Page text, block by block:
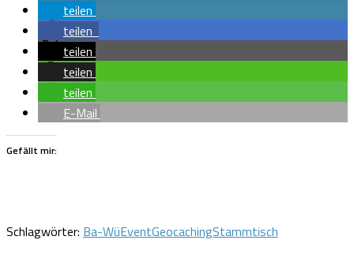
teilen
teilen
teilen
teilen
teilen
E-Mail
Gefällt mir:
Schlagwörter: Ba-WüEventGeocachingStammtisch